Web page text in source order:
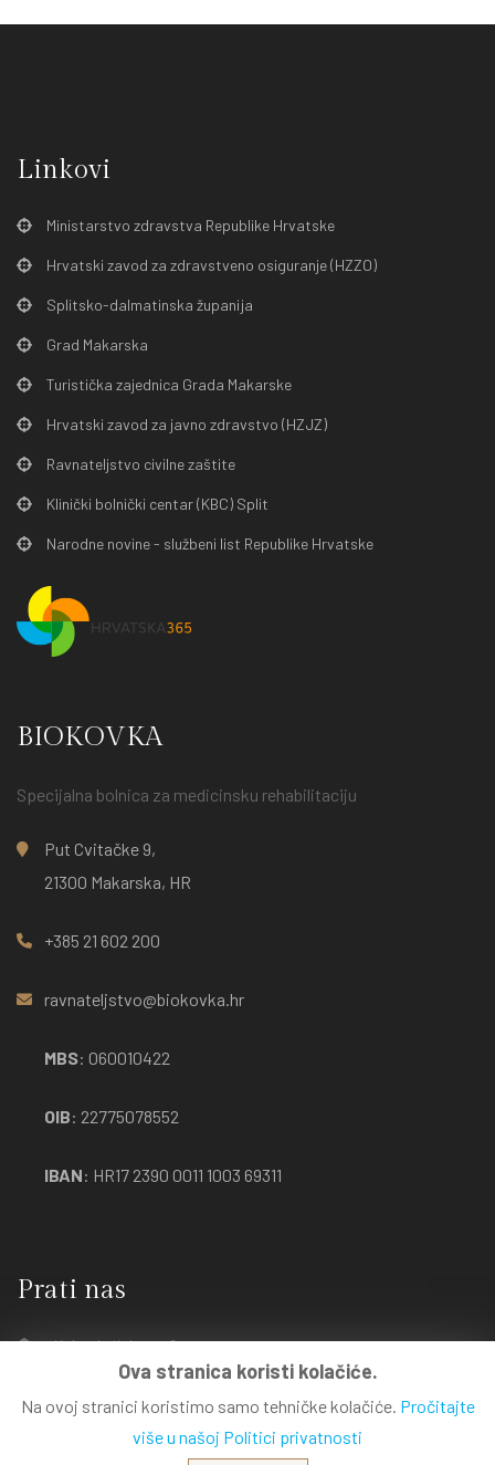
Linkovi
Ministarstvo zdravstva Republike Hrvatske
Hrvatski zavod za zdravstveno osiguranje (HZZO)
Splitsko-dalmatinska županija
Grad Makarska
Turistička zajednica Grada Makarske
Hrvatski zavod za javno zdravstvo (HZJZ)
Ravnateljstvo civilne zaštite
Klinički bolnički centar (KBC) Split
Narodne novine - službeni list Republike Hrvatske
BIOKOVKA
Specijalna bolnica za medicinsku rehabilitaciju
Put Cvitačke 9,
21300 Makarska, HR
+385 21 602 200
ravnateljstvo@biokovka.hr
MBS: 060010422
OIB: 22775078552
IBAN: HR17 2390 0011 1003 69311
Prati nas
Kako doći do nas?
Ova stranica koristi kolačiće.
Na ovoj stranici koristimo samo tehničke kolačiće. Pročitajte
više u našoj Politici privatnosti